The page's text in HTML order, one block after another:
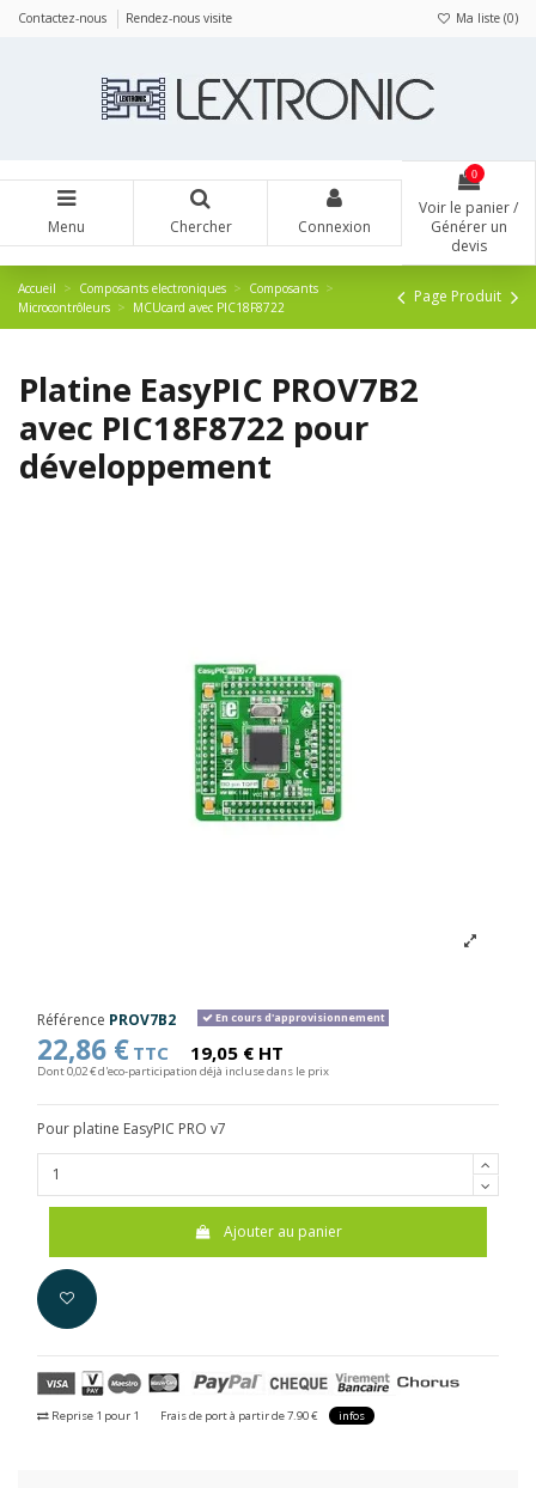
Contactez-nous Rendez-nous visite Ma liste (0)
Menu Chercher Connexion
0
Voir le panier /
Générer un
devis
Accueil Composants electroniques
Composants
Microcontrôleurs
MCUcard avec PIC18F8722
Page Produit
Platine EasyPIC PROV7B2
avec PIC18F8722 pour
développement
Référence PROV7B2 En cours d'approvisionnement
22,86 € TTC 19,05 € HT
Dont 0,02 € d'eco-participation déjà incluse dans le prix
Pour platine EasyPIC PRO v7
Ajouter au panier
Reprise 1 pour 1 Frais de port à partir de 7.90 € infos
Panneau de gestion des cookies